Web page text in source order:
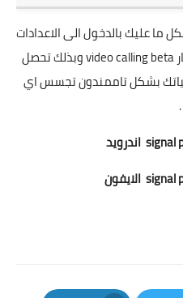
ما عليك بالدخول الى الاعدادات
settings ثم advanced وتفعيل خيار video calling beta وبذلك تحصل
بشكل تاممندون تجسس اي
اندرويد
الايفون